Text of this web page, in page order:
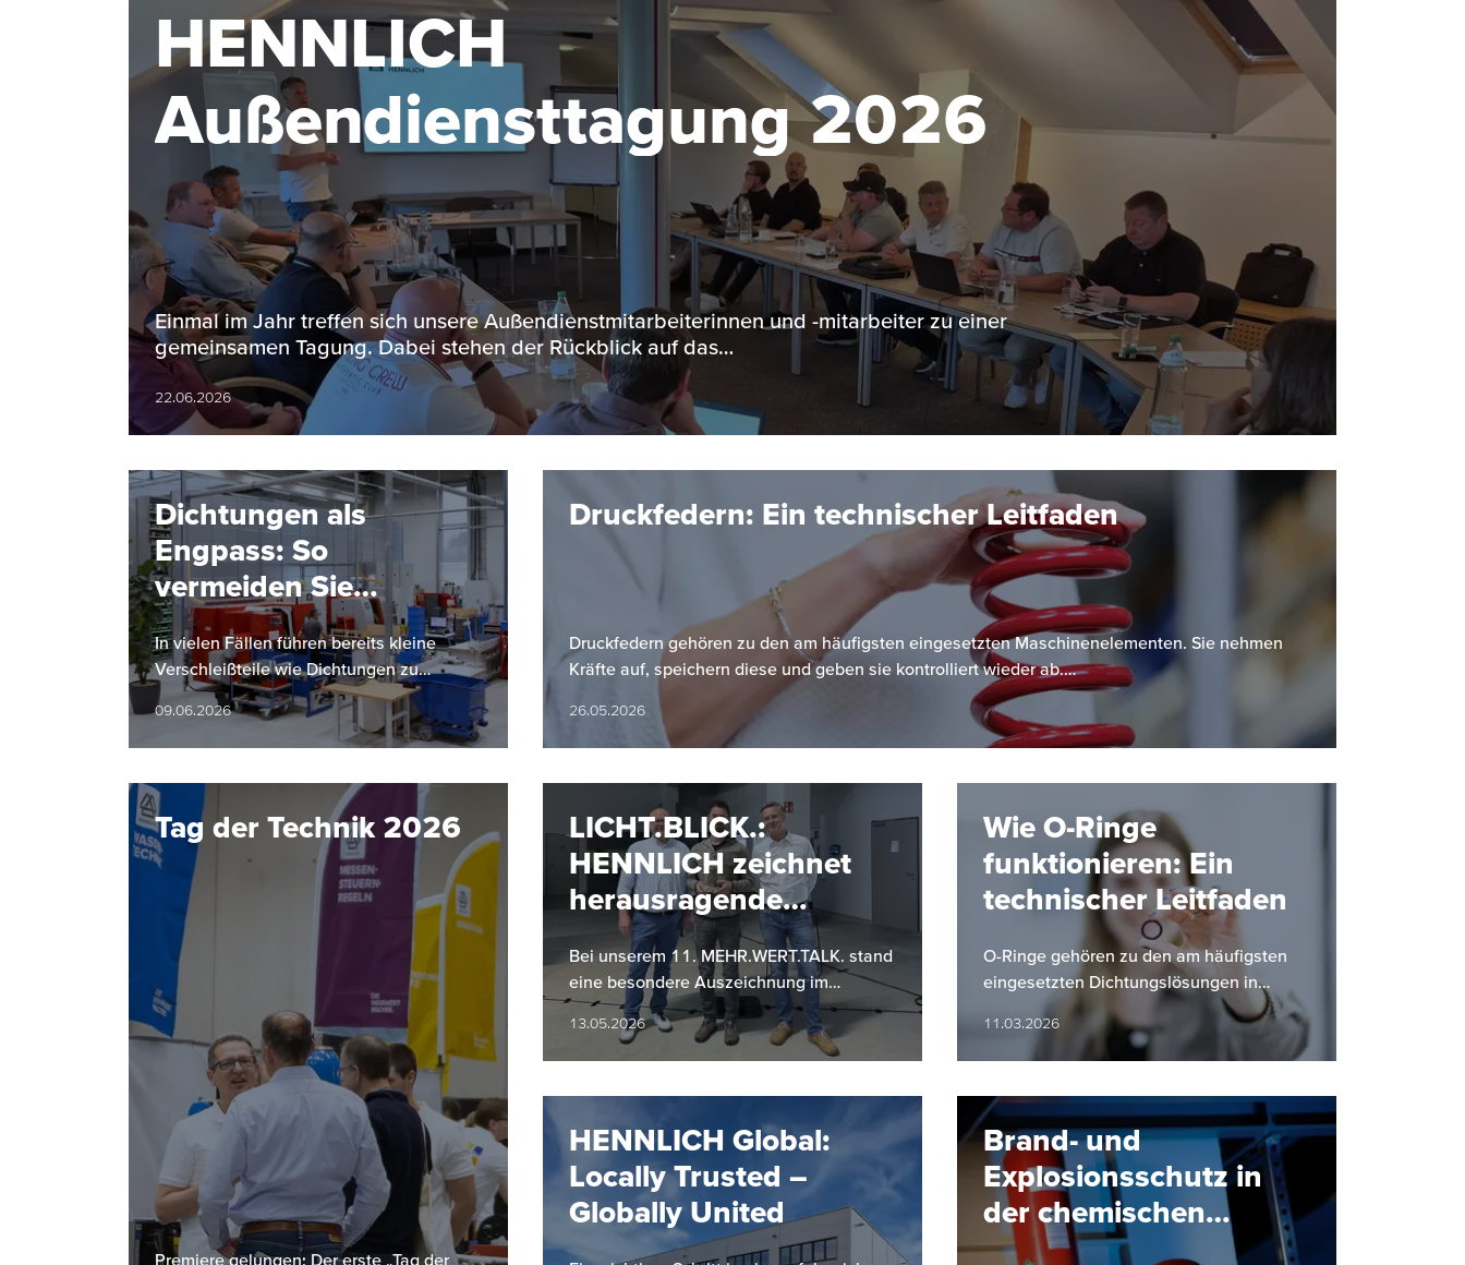
HENNLICH
Außendiensttagung 2026
Einmal im Jahr treffen sich unsere Außendienstmitarbeiterinnen und -mitarbeiter zu einer
gemeinsamen Tagung. Dabei stehen der Rückblick auf das…
22.06.2026
Dichtungen als
Engpass: So
vermeiden Sie
Anlagenstillstände
In vielen Fällen führen bereits kleine
Verschleißteile wie Dichtungen zu
ungeplanten Anlagestillständen. Dies
kann erhebliche Auswirkungen auf die…
09.06.2026
Druckfedern: Ein technischer Leitfaden
Druckfedern gehören zu den am häufigsten eingesetzten Maschinenelementen. Sie nehmen
Kräfte auf, speichern diese und geben sie kontrolliert wieder ab.…
26.05.2026
Tag der Technik 2026
Premiere gelungen: Der erste „Tag der
LICHT.BLICK.:
HENNLICH zeichnet
herausragende
Projekte aus
Bei unserem 11. MEHR.WERT.TALK. stand
eine besondere Auszeichnung im
Mittelpunkt: Zum ersten Mal wurde im
Zuge von LICHT.BLICK. eines von drei…
13.05.2026
Wie O-Ringe
funktionieren: Ein
technischer Leitfaden
O-Ringe gehören zu den am häufigsten
eingesetzten Dichtungslösungen in
industriellen Anwendungen. Ihre einfache
Bauform, hohe Zuverlässigkeit und…
11.03.2026
HENNLICH Global:
Locally Trusted –
Globally United
Brand- und
Explosionsschutz in
der chemischen
Industrie: Ein